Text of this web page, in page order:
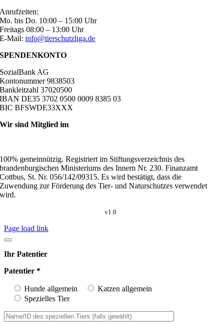
Anrufzeiten:
Mo. bis Do. 10:00 – 15:00 Uhr
Freitags 08:00 – 13:00 Uhr
E-Mail:info@tierschutzliga.de
SPENDENKONTO
SozialBank AG
Kontonummer 9838503
Bankleitzahl 37020500
IBAN DE35 3702 0500 0009 8385 03
BIC BFSWDE33XXX
Wir sind Mitglied im
100% gemeinnützig. Registriert im Stiftungsverzeichnis des
brandenburgischen Ministeriums des Innern Nr. 230. Finanzamt
Cottbus, St. Nr. 056/142/09315. Es wird bestätigt, dass die
Zuwendung zur Förderung des Tier- und Naturschutzes verwendet
wird.
v1.0
Page load link
Ihr Patentier
Patentier *
Hunde allgemein
Katzen allgemein
Spezielles Tier